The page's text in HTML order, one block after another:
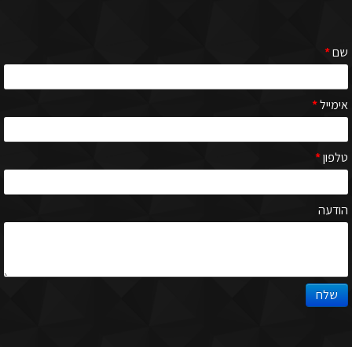
שם*
אימייל*
טלפון*
הודעה
שלח